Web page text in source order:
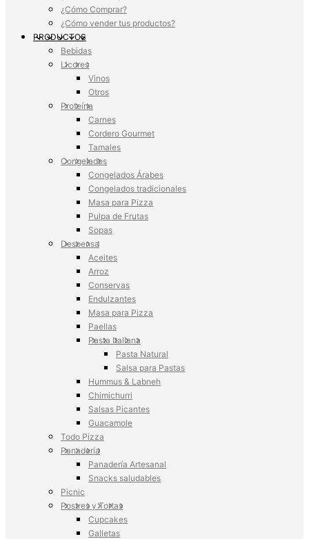
¿Cómo Comprar?
¿Cómo vender tus productos?
PRODUCTOS
Bebidas
Licores
Vinos
Otros
Proteína
Carnes
Cordero Gourmet
Tamales
Congelados
Congelados Árabes
Congelados tradicionales
Masa para Pizza
Pulpa de Frutas
Sopas
Despensa
Aceites
Arroz
Conservas
Endulzantes
Masa para Pizza
Paellas
Pasta Italiana
Pasta Natural
Salsa para Pastas
Hummus & Labneh
Chimichurri
Salsas Picantes
Guacamole
Todo Pizza
Panadería
Panadería Artesanal
Snacks saludables
Picnic
Postres y Tortas
Cupcakes
Galletas